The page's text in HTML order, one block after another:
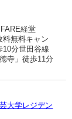
経堂
無料キャン
分世田谷線
寺」徒歩11分
大学レジデン